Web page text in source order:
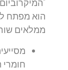
הוא מפתח
ממלאים
חומרי